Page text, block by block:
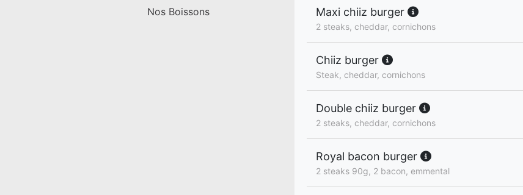
Nos Boissons
Maxi chiiz burger
2 steaks, cheddar, cornichons
Chiiz burger
Steak, cheddar, cornichons
Double chiiz burger
2 steaks, cheddar, cornichons
Royal bacon burger
2 steaks 90g, 2 bacon, emmental